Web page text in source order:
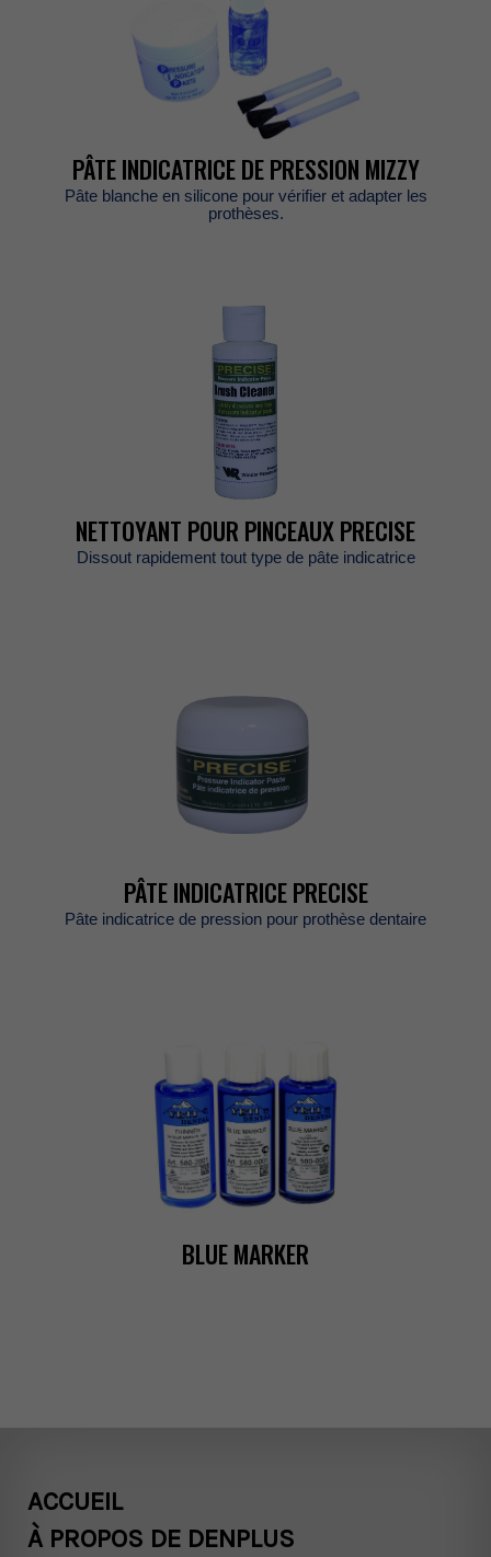
PÂTEINDICATRICEDEPRESSIONMIZZY
Pâteblancheensiliconepourvérifieretadapterles
prothèses.
NETTOYANTPOURPINCEAUXPRECISE
Dissoutrapidementtouttypedepâteindicatrice
PÂTEINDICATRICEPRECISE
Pâteindicatricedepressionpourprothèsedentaire
BLUEMARKER
ACCUEIL
ÀPROPOSDEDENPLUS